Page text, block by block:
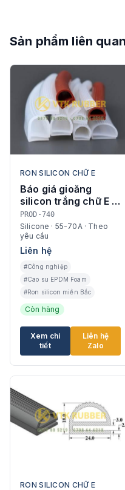
Sản phẩm liên quan
RON SILICON CHỮ E
Báo giá gioăng
silicon trắng chữ E ở
Thái Nguyên
PROD-740
Silicone · 55-70A · Theo
yêu cầu
Liên hệ
#Công nghiệp
#Cao su EPDM Foam
#Ron silicon miền Bắc
Còn hàng
Xem chi
tiết
Liên hệ
Zalo
RON SILICON CHỮ E